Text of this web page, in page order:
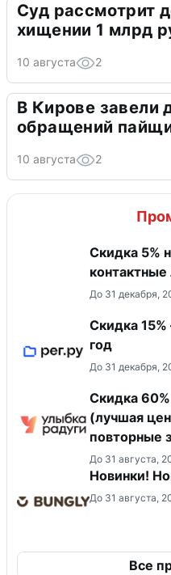
Суд рассмотрит
хищении 1 млрд
10 августа 2
В Кирове завели
обращений
10 августа 2
Скидка 5%
До 31 декабря,
Скидка
год
До 31 декабря,
Скидка
(лучшая
повторные
До 31 августа,
Новинки!
До 31 августа,
Все